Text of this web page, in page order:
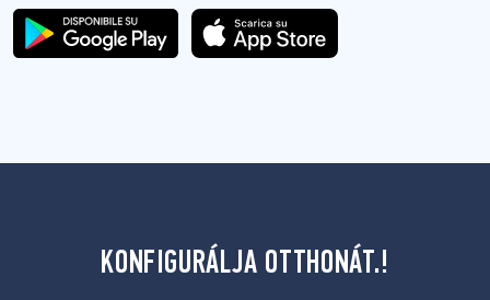
KONFIGURÁLJA OTTHONÁT.!